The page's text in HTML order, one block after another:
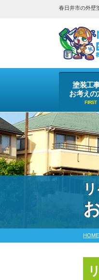
春日井市の外壁
塗装工
お考えの
HOME